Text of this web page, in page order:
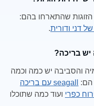
הזוגות שהתארחו בהם:
דני ודורית.
יש בריכה?
והסביבה יש כמה וכמה
הם:
seagall עם בריכה
כפרי ועוד כמה שתוכלו